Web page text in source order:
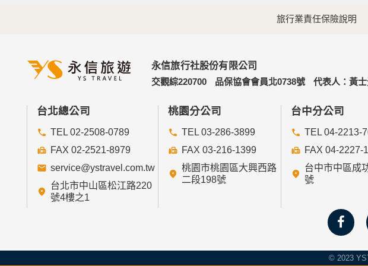
旅行業責任保險說明
永信旅行社股份有限公司
交觀綜220700
品保協會會員北0738號 代表人：黃
台北總公司
TEL 02-2508-0789
FAX 02-2521-8979
service@ystravel.com.tw
台北市中山區松江路220
號4樓之1
桃園分公司
TEL 03-286-3899
FAX 03-216-1399
桃園市桃園區大興西路
二段198號
台中分公司
TEL 04-2213-
FAX 04-2227-
台中市中區成
號
© 2023